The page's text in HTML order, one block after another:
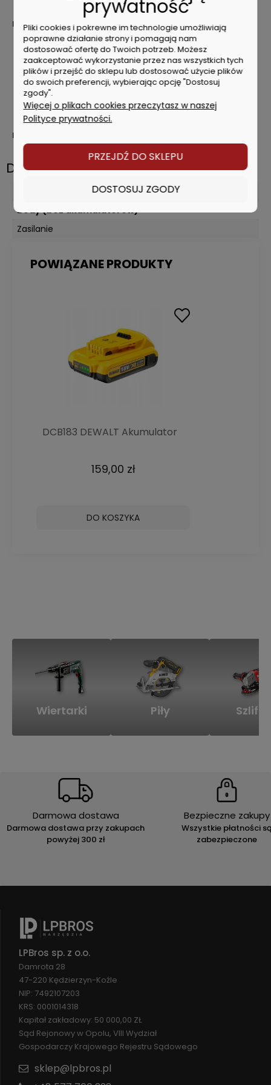
telefonu lub przy pomocy wbudowanych klawiszy
Dane techniczne:
Typ zasilania: akumulatorowy
Napięcie akumulatora: 10.8, 12, 14.4 i 18V
Typ ogniw: litowo-jonowe
Szerokość: 140mm
Wysokość: 183mm
Długość: 255mm
Masa: 1.8kg
Model bez akumulatora i ładowarki
Dane techniczne
Body (bez akumulatorów)
Zasilanie
POWIĄZANE PRODUKTY
DCB183 DEWALT Akumulator
159,00 zł
DO KOSZYKA
Wiertarki Piły
Darmowa dostawa
Darmowa dostawa przy zakupach
powyżej 300 zł
Bezpieczne zakupy
Wszystkie płatności
zabezpieczone
LPBros sp. z o.o.
Damrota 28
47-220 Kędzierzyn-Koźle
NIP: 7492107203
KRS: 0001014318
Kapitał zakładowy: 50 000,00 ZŁ
Sąd Rejonowy w Opolu, VIII Wydział
Gospodarczy Krajowego Rejestru Sądowego
sklep@lpbros.pl
prywatność
Pliki cookies i pokrewne im technologie umożliwiają
poprawne działanie strony i pomagają nam
dostosować ofertę do Twoich potrzeb. Możesz
zaakceptować wykorzystanie przez nas wszystkich tych
plików i przejść do sklepu lub dostosować użycie plików
do swoich preferencji, wybierając opcję "Dostosuj
zgody".
Więcej o plikach cookies przeczytasz w naszej
Polityce prywatności.
PRZEJDŹ DO SKLEPU
DOSTOSUJ ZGODY